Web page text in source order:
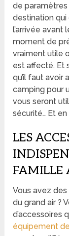
de paramètres
destination
l’arrivée avant
moment de
vraiment utile
est affecté. Et
qu’il faut avoir
camping pour
vous seront
sécurité… Et en
LES
FAMILLE
Vous avez
du grand air ?
d’accessoires
équipement